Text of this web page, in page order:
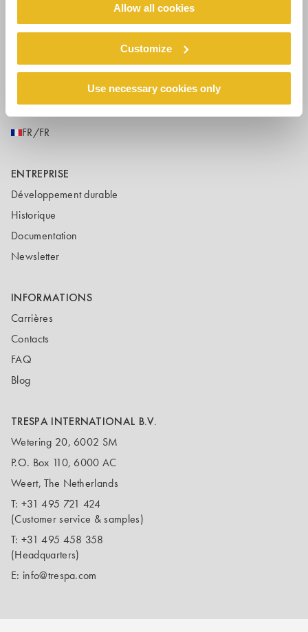
Allow all cookies
Customize
Use necessary cookies only
FR/FR
ENTREPRISE
Développement durable
Historique
Documentation
Newsletter
INFORMATIONS
Carrières
Contacts
FAQ
Blog
TRESPA INTERNATIONAL B.V.
Wetering 20, 6002 SM
P.O. Box 110, 6000 AC
Weert, The Netherlands
T: +31 495 721 424
(Customer service & samples)
T: +31 495 458 358
(Headquarters)
E: info@trespa.com